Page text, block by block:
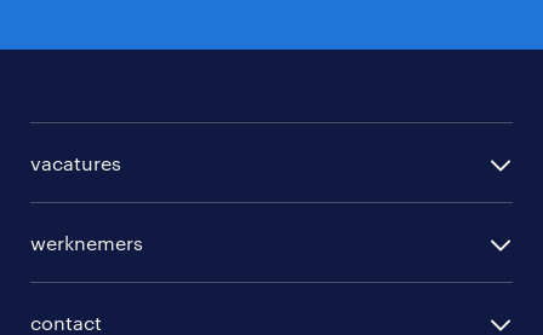
vacatures
per vakgebied
werknemers
contact